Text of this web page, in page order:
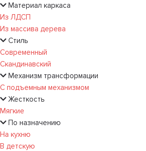
Материал каркаса
Из ЛДСП
Из массива дерева
Стиль
Современный
Скандинавский
Механизм трансформации
С подъемным механизмом
Жесткость
Мягкие
По назначению
На кухню
В детскую